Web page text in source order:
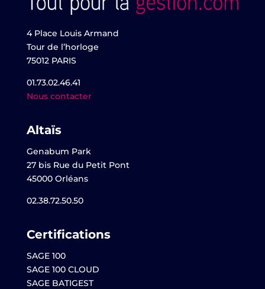
4 Place Louis Armand
Tour de l’horloge
75012 PARIS
01.73.02.46.41
Nous contacter
Altaïs
Genabum Park
27 bis Rue du Petit Pont
45000 Orléans
02.38.72.50.50
Certifications
SAGE 100
SAGE 100 CLOUD
SAGE BATIGEST